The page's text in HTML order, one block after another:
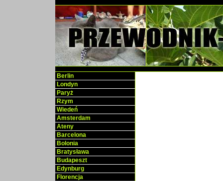
Berlin
Londyn
Paryż
Rzym
Wiedeń
Amsterdam
Ateny
Barcelona
Bolonia
Bratysława
Budapeszt
Edynburg
Florencja